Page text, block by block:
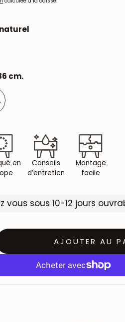
cm.
en
Conseils
d’entretien
Montage
facile
vous sous 10-12 jours
AJOUTER AU